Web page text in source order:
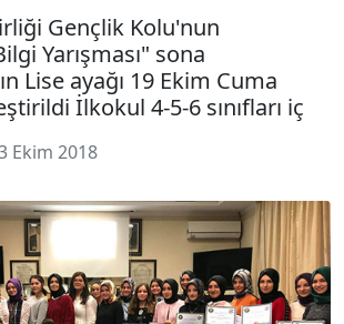
Gençlik Kolu'nun
Yarışması" sona
Lise ayağı 19 Ekim Cuma
İlkokul 4-5-6 sınıfları iç
Ekim 2018